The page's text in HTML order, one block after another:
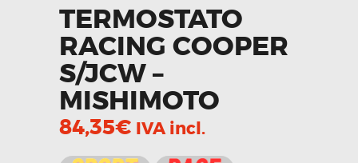
TERMOSTATO
RACING COOPER
S/JCW –
MISHIMOTO
84,35€ IVA incl.